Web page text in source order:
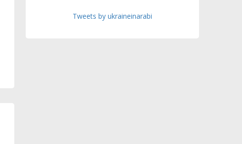
Tweets by ukraineinarabi